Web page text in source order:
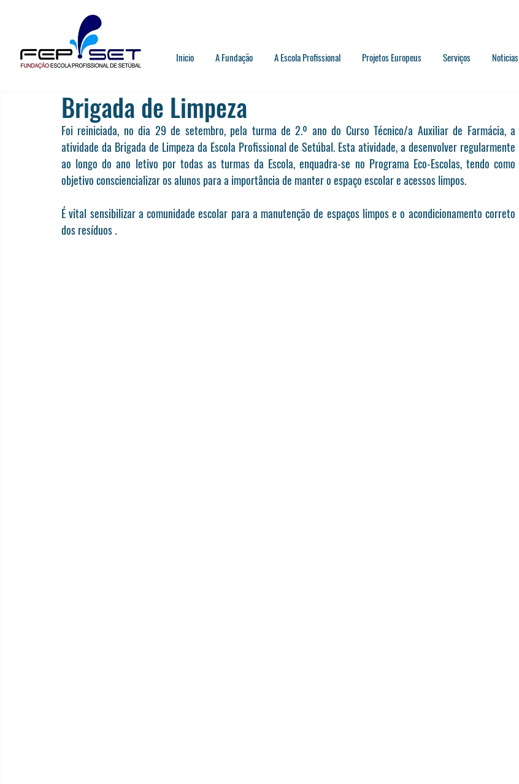
Inicio A Fundação A Escola Profissional Projetos Europeus Serviços Noticias
Brigada de Limpeza
Foi reiniciada, no dia 29 de setembro, pela turma de 2.º ano do Curso Técnico/a Auxiliar de Farmácia, a
atividade da Brigada de Limpeza da Escola Profissional de Setúbal. Esta atividade, a desenvolver regularmente
ao longo do ano letivo por todas as turmas da Escola, enquadra-se no Programa Eco-Escolas, tendo como
objetivo consciencializar os alunos para a importância de manter o espaço escolar e acessos limpos.
É vital sensibilizar a comunidade escolar para a manutenção de espaços limpos e o acondicionamento correto
dos resíduos .